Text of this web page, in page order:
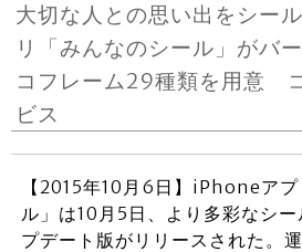
大切な人との思い出をシー
リ「みんなのシール」がバ
コフレーム29種類を用意
ビス
【2015年10月6日】iPhoneア
ル」は10月5日、より多彩なシ
プデート版がリリースされた。